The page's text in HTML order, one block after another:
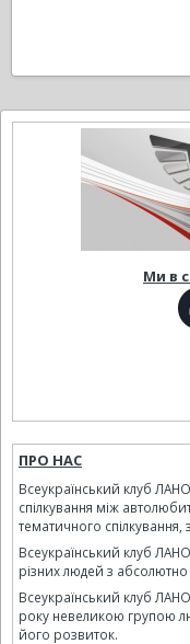
Ми в
ПРО НАС
Всеукраїнський клуб
спілкування між
тематичного спілкування,
Всеукраїнський клуб
різних людей з абсолютно
Всеукраїнський клуб
року невеликою групою
його розвиток.